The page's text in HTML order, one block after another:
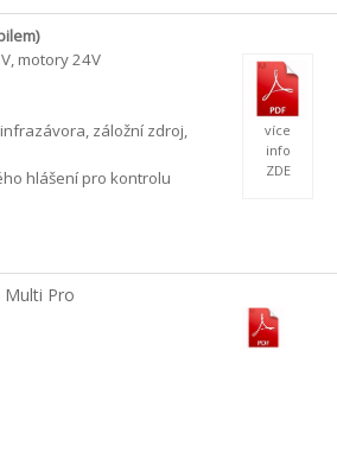
motory 24V
záložní zdroj,
hlášení pro kontrolu
více
info
ZDE
Multi Pro